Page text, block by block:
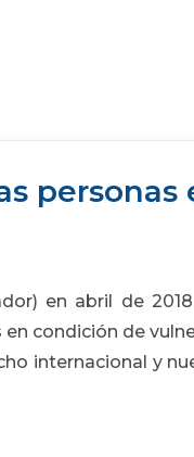
personas
en abril de
condición de
internacional y